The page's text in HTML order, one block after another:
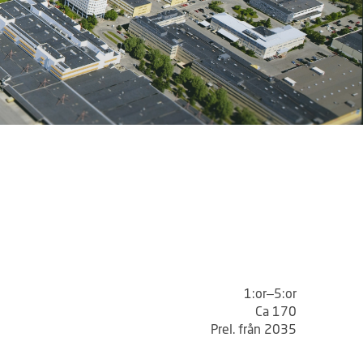
1:or–5:or
Ca 170
Prel. från 2035